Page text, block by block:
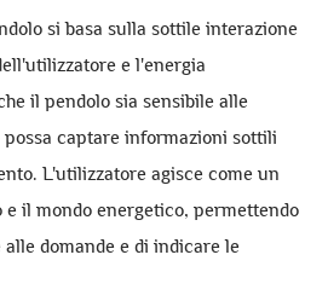
si basa sulla sottile interazione
e l'energia
il pendolo sia sensibile alle
captare informazioni sottili
L'utilizzatore agisce come un
il mondo energetico, permettendo
domande e di indicare le